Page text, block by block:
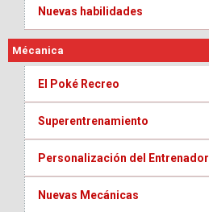
Nuevas habilidades
Mécanica
El Poké Recreo
Superentrenamiento
Personalización del Entrenador
Nuevas Mecánicas